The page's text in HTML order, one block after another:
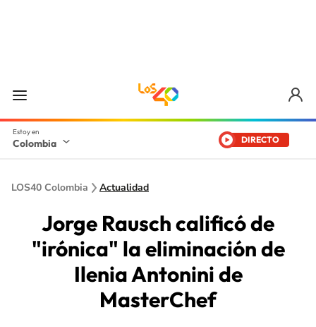
Colombia DIRECTO
LOS40 Colombia Actualidad
Jorge Rausch calificó de
"irónica" la eliminación de
Ilenia Antonini de
MasterChef